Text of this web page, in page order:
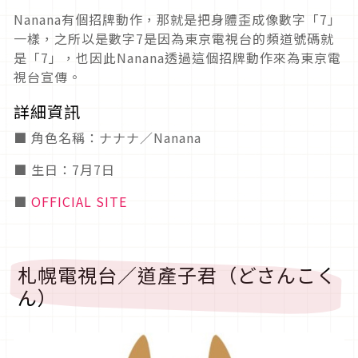
Nanana有個招牌動作，那就是把身體歪成像數字「7」
一樣，之所以是數字7是因為東京電視台的頻道號碼就
是「7」，也因此Nanana透過這個招牌動作來為東京電
視台宣傳。
詳細資訊
■ 角色名稱：ナナナ／Nanana
■ 生日：7月7日
■ OFFICIAL SITE
札幌電視台／道產子君（どさんこく
ん）